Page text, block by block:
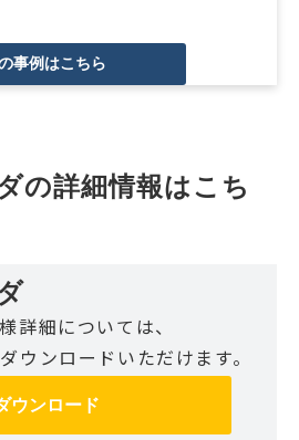
事例はこちら
の詳細情報はこち
詳細については、
ウンロードいただけます。
ウンロード